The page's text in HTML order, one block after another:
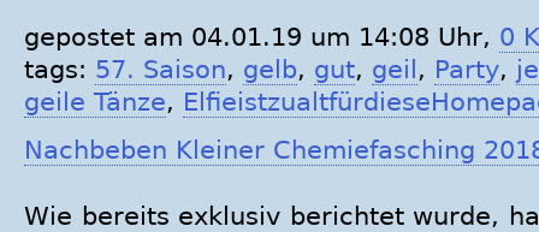
gepostet am 04.01.19 um 14:08 Uhr, 0
tags: 57. Saison, gelb, gut, geil, Party,
geile Tänze,
Nachbeben Kleiner Chemiefasching
Wie bereits exklusiv berichtet wurde,